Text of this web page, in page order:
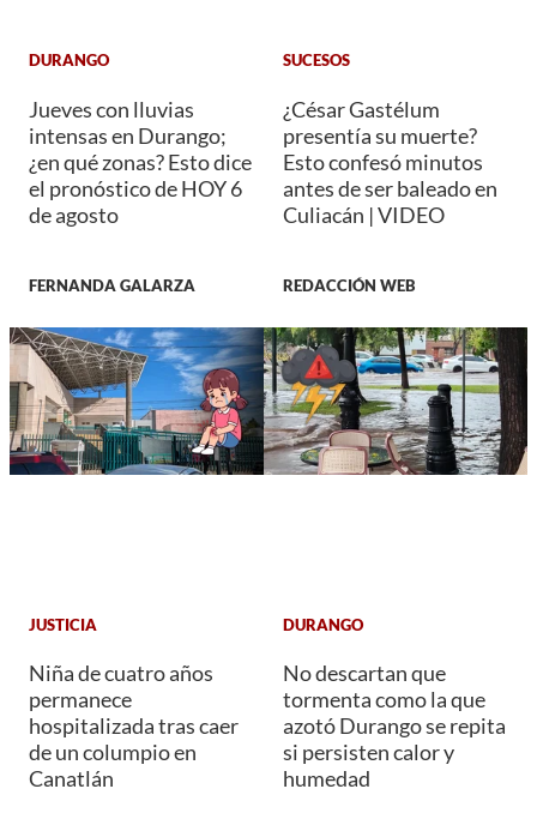
DURANGO
Jueves con lluvias
intensas en Durango;
¿en qué zonas? Esto dice
el pronóstico de HOY 6
de agosto
FERNANDA GALARZA
SUCESOS
¿César Gastélum
presentía su muerte?
Esto confesó minutos
antes de ser baleado en
Culiacán | VIDEO
REDACCIÓN WEB
JUSTICIA
Niña de cuatro años
permanece
hospitalizada tras caer
de un columpio en
Canatlán
DURANGO
No descartan que
tormenta como la que
azotó Durango se repita
si persisten calor y
humedad